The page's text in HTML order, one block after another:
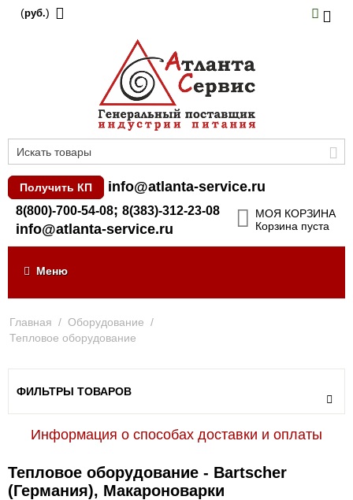
(руб.)
Получить КП info@atlanta-service.ru
8(800)-700-54-08; 8(383)-312-23-08
info@atlanta-service.ru
МОЯ КОРЗИНА
Корзина пуста
Меню
Главная / Оборудование /
Тепловое оборудование
ФИЛЬТРЫ ТОВАРОВ
Информация о способах доставки и оплаты
Тепловое оборудование - Bartscher
(Германия), Макароноварки